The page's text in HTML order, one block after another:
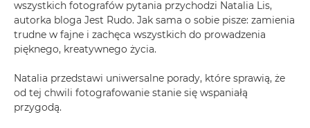
wszystkich fotografów pytania przychodzi Natalia Lis,
autorka bloga Jest Rudo. Jak sama o sobie pisze: zamienia
trudne w fajne i zachęca wszystkich do prowadzenia
pięknego, kreatywnego życia.
Natalia przedstawi uniwersalne porady, które sprawią, że
od tej chwili fotografowanie stanie się wspaniałą
przygodą.